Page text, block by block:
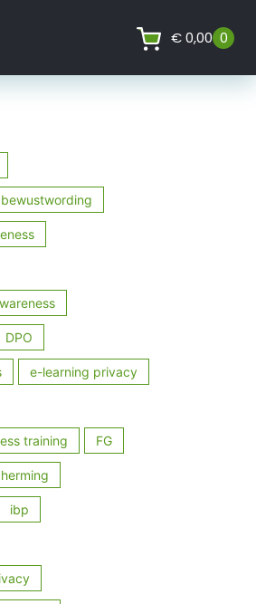
€0,00 0
bewustwording
DPO
e-learning privacy
training FG
ibp